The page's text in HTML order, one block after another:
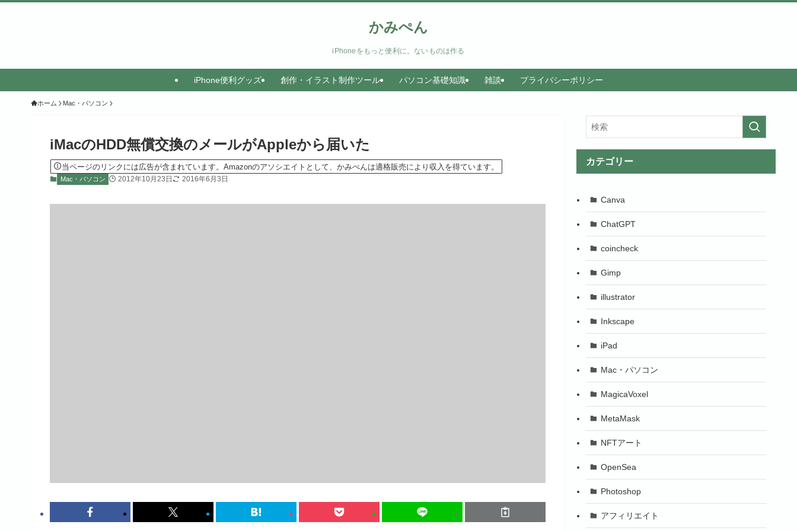
かみぺん
iPhoneをもっと便利に。ないものは作る
iPhone便利グッズ 創作・イラスト制作ツール パソコン基礎知識 雑談 プライバシーポリシー
ホーム Mac・パソコン
iMacのHDD無償交換のメールがAppleから届いた
当ページのリンクには広告が含まれています。Amazonのアソシエイトとして、かみぺんは適格販売により収入を得ています。
Mac・パソコン 2012年10月23日 2016年6月3日
カテゴリー
Canva
ChatGPT
coincheck
Gimp
illustrator
Inkscape
iPad
Mac・パソコン
MagicaVoxel
MetaMask
NFTアート
OpenSea
Photoshop
アフィリエイト